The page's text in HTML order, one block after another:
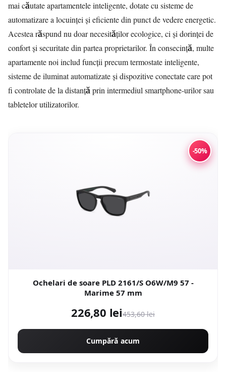
mai căutate apartamentele inteligente, dotate cu sisteme de
automatizare a locuinței și eficiente din punct de vedere energetic.
Acestea răspund nu doar necesităților ecologice, ci și dorinței de
confort și securitate din partea proprietarilor. În consecință, multe
apartamente noi includ funcții precum termostate inteligente,
sisteme de iluminat automatizate și dispozitive conectate care pot
fi controlate de la distanță prin intermediul smartphone-urilor sau
tabletelor utilizatorilor.
-50%
Ochelari de soare PLD 2161/S O6W/M9 57 -
Marime 57 mm
226,80 lei453,60 lei
Cumpără acum